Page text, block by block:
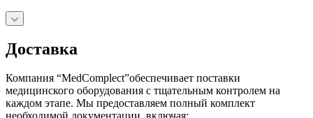
Доставка
Компания “MedComplect”обеспечивает поставки
медицинского оборудования с тщательным контролем на
каждом этапе. Мы предоставляем полный комплект